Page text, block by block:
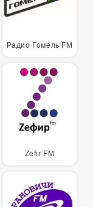
Радио Гомель FM
Zefir FM